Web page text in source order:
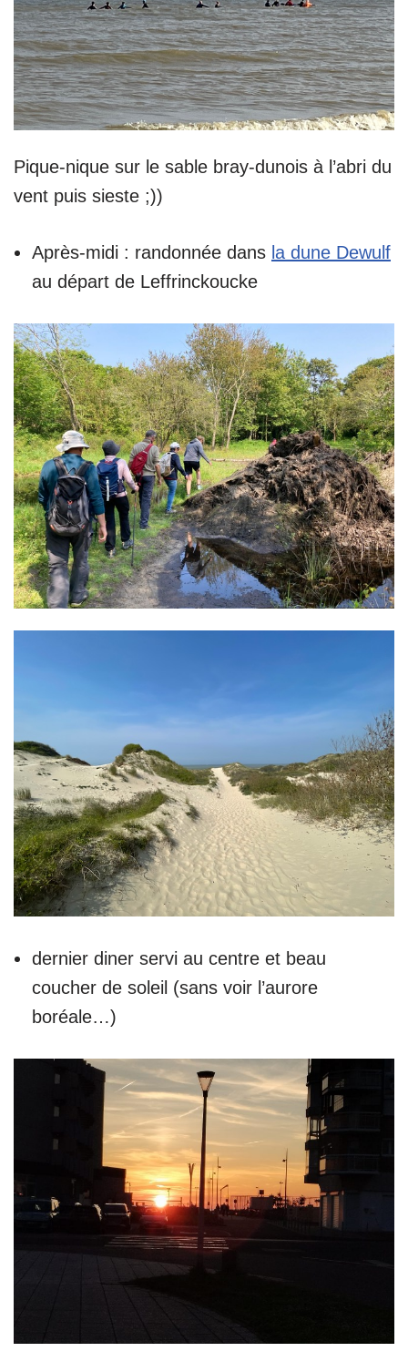
Pique-nique sur le sable bray-dunois à l’abri du
vent puis sieste ;))
Après-midi : randonnée dans la dune Dewulf
au départ de Leffrinckoucke
dernier diner servi au centre et beau
coucher de soleil (sans voir l’aurore
boréale…)